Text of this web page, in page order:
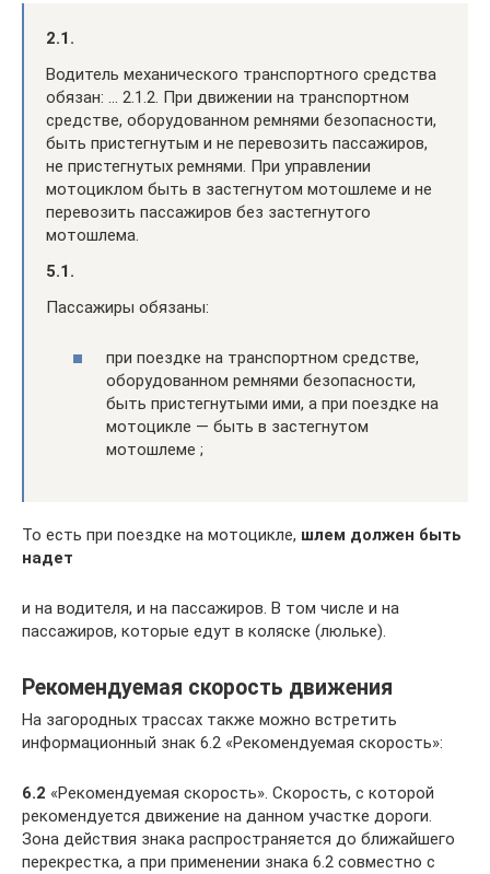
2.1.
Водитель механического транспортного средства
обязан: … 2.1.2. При движении на транспортном
средстве, оборудованном ремнями безопасности,
быть пристегнутым и не перевозить пассажиров,
не пристегнутых ремнями. При управлении
мотоциклом быть в застегнутом мотошлеме и не
перевозить пассажиров без застегнутого
мотошлема.
5.1.
Пассажиры обязаны:
при поездке на транспортном средстве,
оборудованном ремнями безопасности,
быть пристегнутыми ими, а при поездке на
мотоцикле — быть в застегнутом
мотошлеме ;
То есть при поездке на мотоцикле, шлем должен быть
надет
и на водителя, и на пассажиров. В том числе и на
пассажиров, которые едут в коляске (люльке).
Рекомендуемая скорость движения
На загородных трассах также можно встретить
информационный знак 6.2 «Рекомендуемая скорость»:
6.2 «Рекомендуемая скорость». Скорость, с которой
рекомендуется движение на данном участке дороги.
Зона действия знака распространяется до ближайшего
перекрестка, а при применении знака 6.2 совместно с